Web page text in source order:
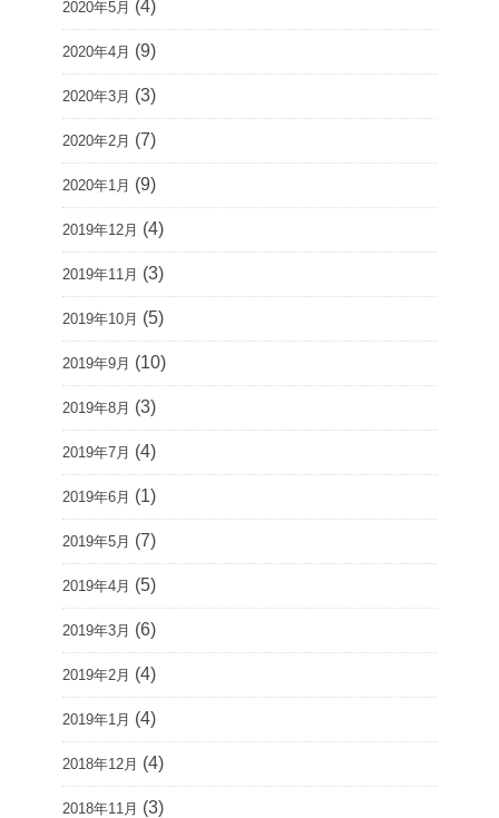
2020年5月 (4)
2020年4月 (9)
2020年3月 (3)
2020年2月 (7)
2020年1月 (9)
2019年12月 (4)
2019年11月 (3)
2019年10月 (5)
2019年9月 (10)
2019年8月 (3)
2019年7月 (4)
2019年6月 (1)
2019年5月 (7)
2019年4月 (5)
2019年3月 (6)
2019年2月 (4)
2019年1月 (4)
2018年12月 (4)
2018年11月 (3)